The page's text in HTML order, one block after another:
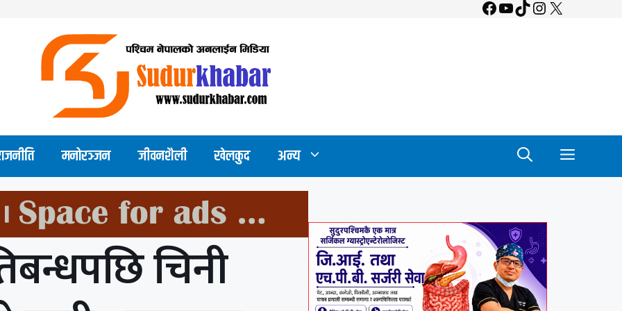
Facebook
YouTube
TikTok
Instagram
X
मनोरञ्जन जीवनशैली खेलकुद अन्य
चिनी